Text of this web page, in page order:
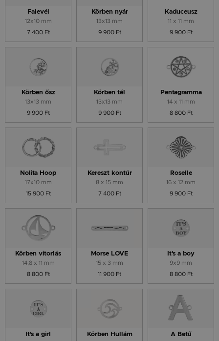
Falevél
12x10 mm
7 400 Ft
Körben nyár
13x13 mm
9 900 Ft
Kaduceusz
11 x 11 mm
9 900 Ft
Körben ősz
13x13 mm
9 900 Ft
Körben tél
13x13 mm
9 900 Ft
Pentagramma
14 x 11 mm
8 800 Ft
Nolita Hoop
17x10 mm
15 900 Ft
Kereszt kontúr
8 x 15 mm
7 400 Ft
Roselle
16 x 12 mm
9 900 Ft
Körben vitorlás
14,8 x 11 mm
8 800 Ft
Morse LOVE
15 x 3 mm
11 900 Ft
It's a boy
9x9 mm
8 800 Ft
It's a girl Körben Hullám A Betű